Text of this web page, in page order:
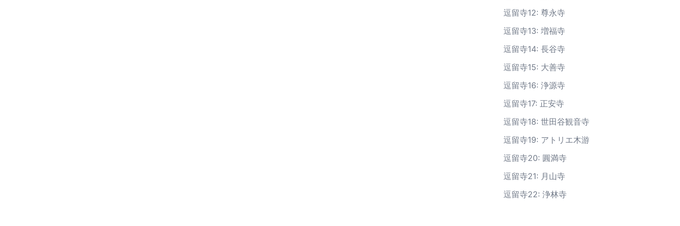
逗留寺12: 尊永寺
逗留寺13: 増福寺
逗留寺14: 長谷寺
逗留寺15: 大善寺
逗留寺16: 浄源寺
逗留寺17: 正安寺
逗留寺18: 世田谷観音寺
逗留寺19: アトリエ木游
逗留寺20: 圓満寺
逗留寺21: 月山寺
逗留寺22: 浄林寺